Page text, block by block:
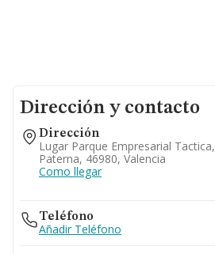
Dirección y contacto
Dirección
Lugar Parque Empresarial Tactica,
Paterna, 46980, Valencia
Como llegar
Teléfono
Añadir Teléfono